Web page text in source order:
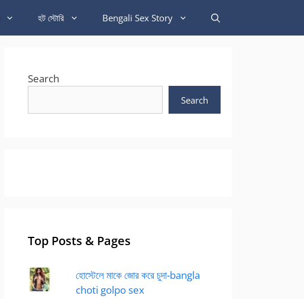
হট স্টোরি Bengali Sex Story
Search
Search
Top Posts & Pages
হোস্টেলে মাকে জোর করে চুদা-bangla
choti golpo sex